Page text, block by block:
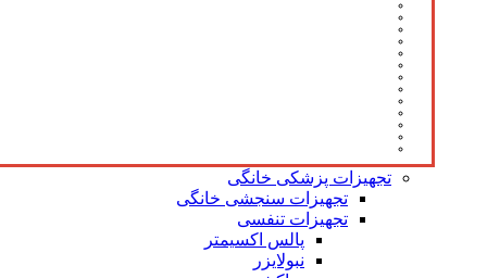
تجهیزات پزشکی خانگی
تجهیزات سنجشی خانگی
تجهیزات تنفسی
پالس اکسیمتر
نبولایزر